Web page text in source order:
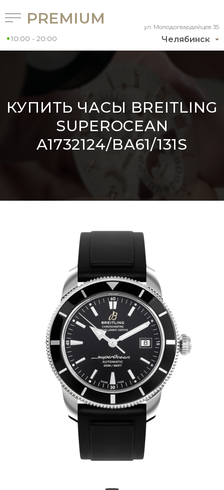
Челябинск
ул. Молодогвардейцев 35
PREMIUM
10:00 - 20:00
КУПИТЬ ЧАСЫ BREITLING
SUPEROCEAN
A1732124/BA61/131S